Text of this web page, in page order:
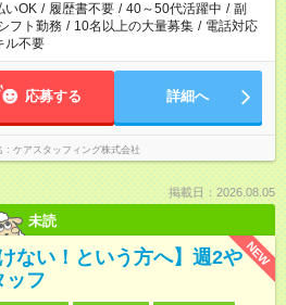
いOK / 履歴書不要 / 40～50代活躍中 / 副
フト勤務 / 10名以上の大量募集 / 電話対応
ル不要
応募する 詳細へ
ケアスタッフィング株式会社
掲載日：2026.08.05
未読
NEW
ない！という方へ】週2や
ッフ